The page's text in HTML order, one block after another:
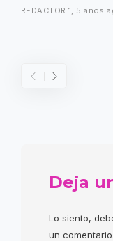
REDACTOR 1 5 años
Deja
Lo siento,
un comentario.